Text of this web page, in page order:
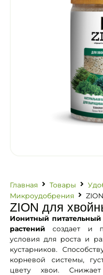
Главная Товары
Микроудобрения
ZION для
Ионитный питательный
растений создает и
условия для роста и
кустарников.
корневой системы,
цвету хвои.